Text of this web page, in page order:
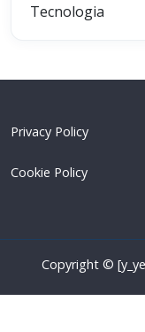
Tecnologia
Privacy Policy
Cookie Policy
Copyright ©